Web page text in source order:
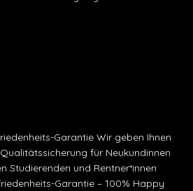
Garantie Wir geben Ihnen
für Neukundinnen
Studierenden und Rentner*innen
Garantie – 100% Happy